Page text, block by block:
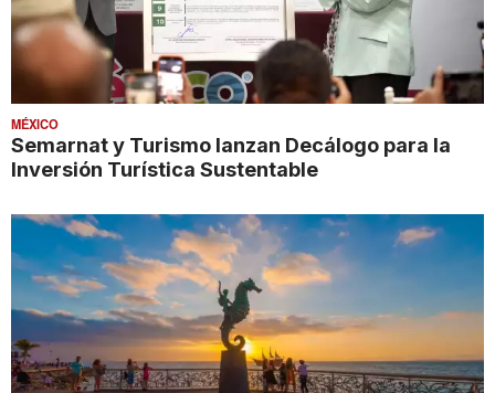
MÉXICO
Semarnat y Turismo lanzan Decálogo para la
Inversión Turística Sustentable